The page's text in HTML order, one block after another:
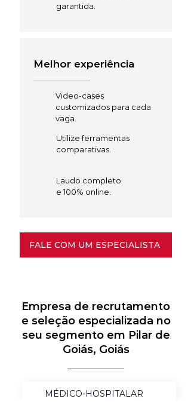
garantida.
Melhor experiência
Video-cases
customizados para cada
vaga.
Utilize ferramentas
comparativas.
Laudo completo
e 100% online.
FALE COM UM ESPECIALISTA
Empresa de recrutamento
e seleção especializada no
seu segmento em Pilar de
Goiás, Goiás
MÉDICO-HOSPITALAR